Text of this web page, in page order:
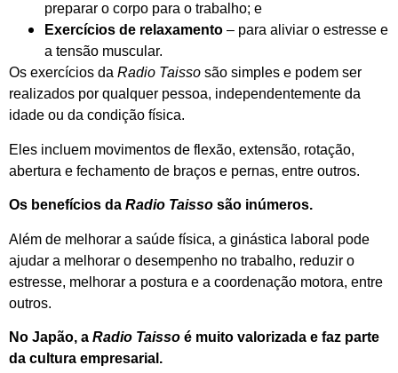
preparar o corpo para o trabalho; e
Exercícios de relaxamento – para aliviar o estresse e
a tensão muscular.
Os exercícios da Radio Taisso são simples e podem ser
realizados por qualquer pessoa, independentemente da
idade ou da condição física.
Eles incluem movimentos de flexão, extensão, rotação,
abertura e fechamento de braços e pernas, entre outros.
Os benefícios da Radio Taisso são inúmeros.
Além de melhorar a saúde física, a ginástica laboral pode
ajudar a melhorar o desempenho no trabalho, reduzir o
estresse, melhorar a postura e a coordenação motora, entre
outros.
No Japão, a Radio Taisso é muito valorizada e faz parte
da cultura empresarial.